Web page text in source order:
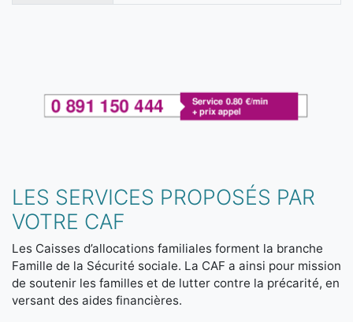
LES SERVICES PROPOSÉS PAR
VOTRE CAF
Les Caisses d’allocations familiales forment la branche
Famille de la Sécurité sociale. La CAF a ainsi pour mission
de soutenir les familles et de lutter contre la précarité, en
versant des aides financières.